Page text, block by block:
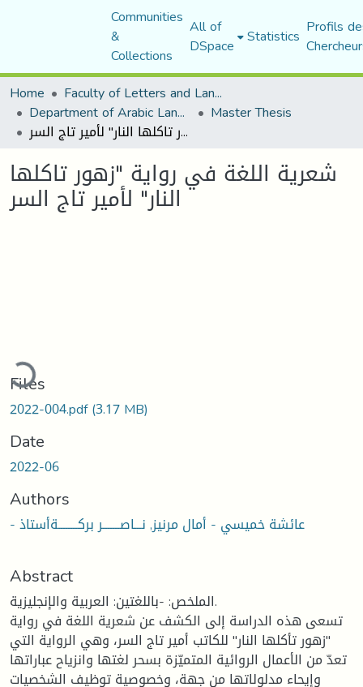
Communities
&
Collections
All of
DSpace Statistics Profils
Home
Faculty of Letters and Languages
Department of Arabic Language and Literature Master Thesis
شعرية اللغة في رواية "زهور تاكلها النار" لأمير تاج السر
شعرية اللغة في رواية "زهور تاكلها
النار" لأمير تاج السر
Files
2022-004.pdf(3.17 MB)
Date
2022-06
Authors
- عائشة خميسي - أمال مرنيز, نـــاصـــــــر بركــــــــةأستاذ
Abstract
الملخص: -باللغتين: العربية والإنجليزية.
تسعى هذه الدراسة إلى الكشف عن شعرية اللغة في رواية
"زهور تأكلها النار" للكاتب أمير تاج السر، وهي الرواية التي
تعدّ من الأعمال الروائية المتميّزة بسحر لغتها وانزياح عباراتها
وإيحاء مدلولاتها من جهة، وخصوصية توظيف الشخصيات